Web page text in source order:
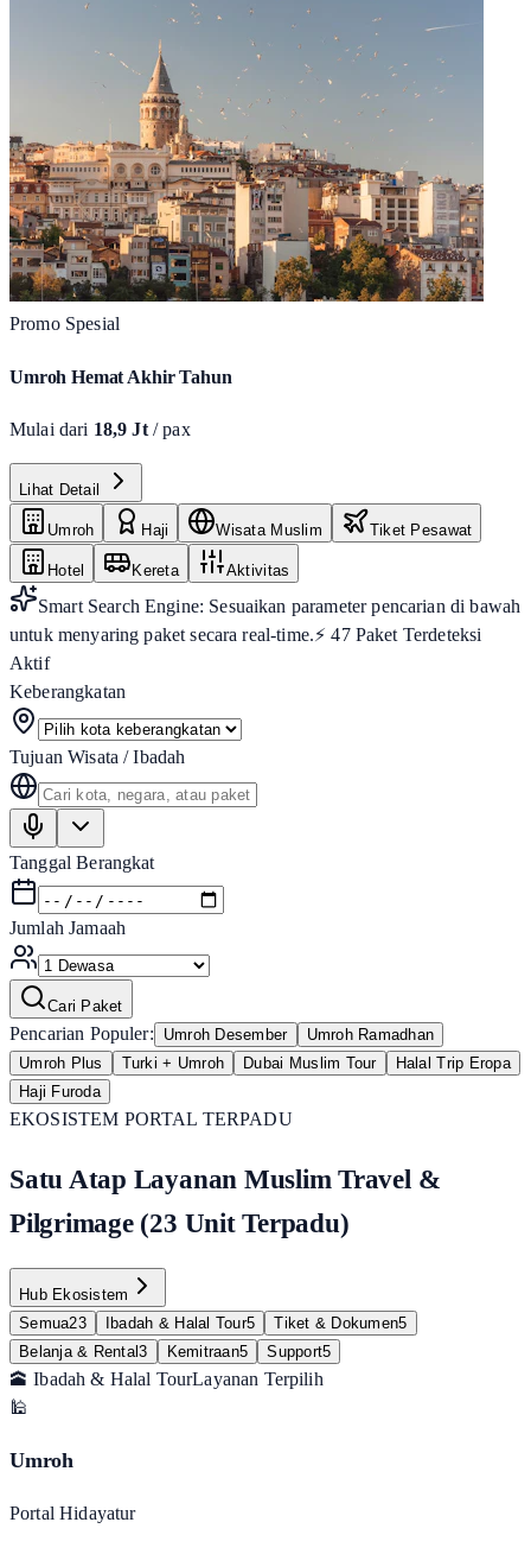
Promo Spesial
Umroh Hemat Akhir Tahun
Mulai dari 18,9 Jt/ pax
Lihat Detail
Umroh Haji Wisata Muslim Tiket Pesawat
Hotel Kereta Aktivitas
Smart Search Engine: Sesuaikan parameter pencarian di bawah
untuk menyaring paket secara real-time.⚡47Paket Terdeteksi
Aktif
Keberangkatan
Tujuan Wisata / Ibadah
Tanggal Berangkat
Jumlah Jamaah
Cari Paket
Pencarian Populer: Umroh Desember
Umroh Ramadhan
Umroh Plus
Turki + Umroh Dubai Muslim Tour
Halal Trip Eropa
Haji Furoda
EKOSISTEM PORTAL TERPADU
Satu Atap Layanan Muslim Travel &
Pilgrimage (23 Unit Terpadu)
Hub Ekosistem
Semua23 Ibadah & Halal Tour5 Tiket & Dokumen5
Belanja & Rental3 Kemitraan5 Support5
🕋 Ibadah & Halal TourLayanan Terpilih
🕌
Umroh
Portal Hidayatur